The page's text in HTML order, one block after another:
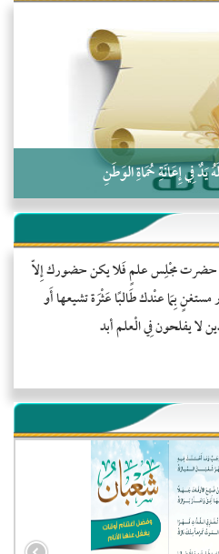
فِي إِعَانَةِ حُمَاةِ الوَطَنِ
حضرت مجْلِس علمٍ فَلا يكن حضورك إِلاّ
بِمَا عنْدك طَالبًا عَثْرَة تشيعها أَو
لا يفلحون فِي الْعلم أبد